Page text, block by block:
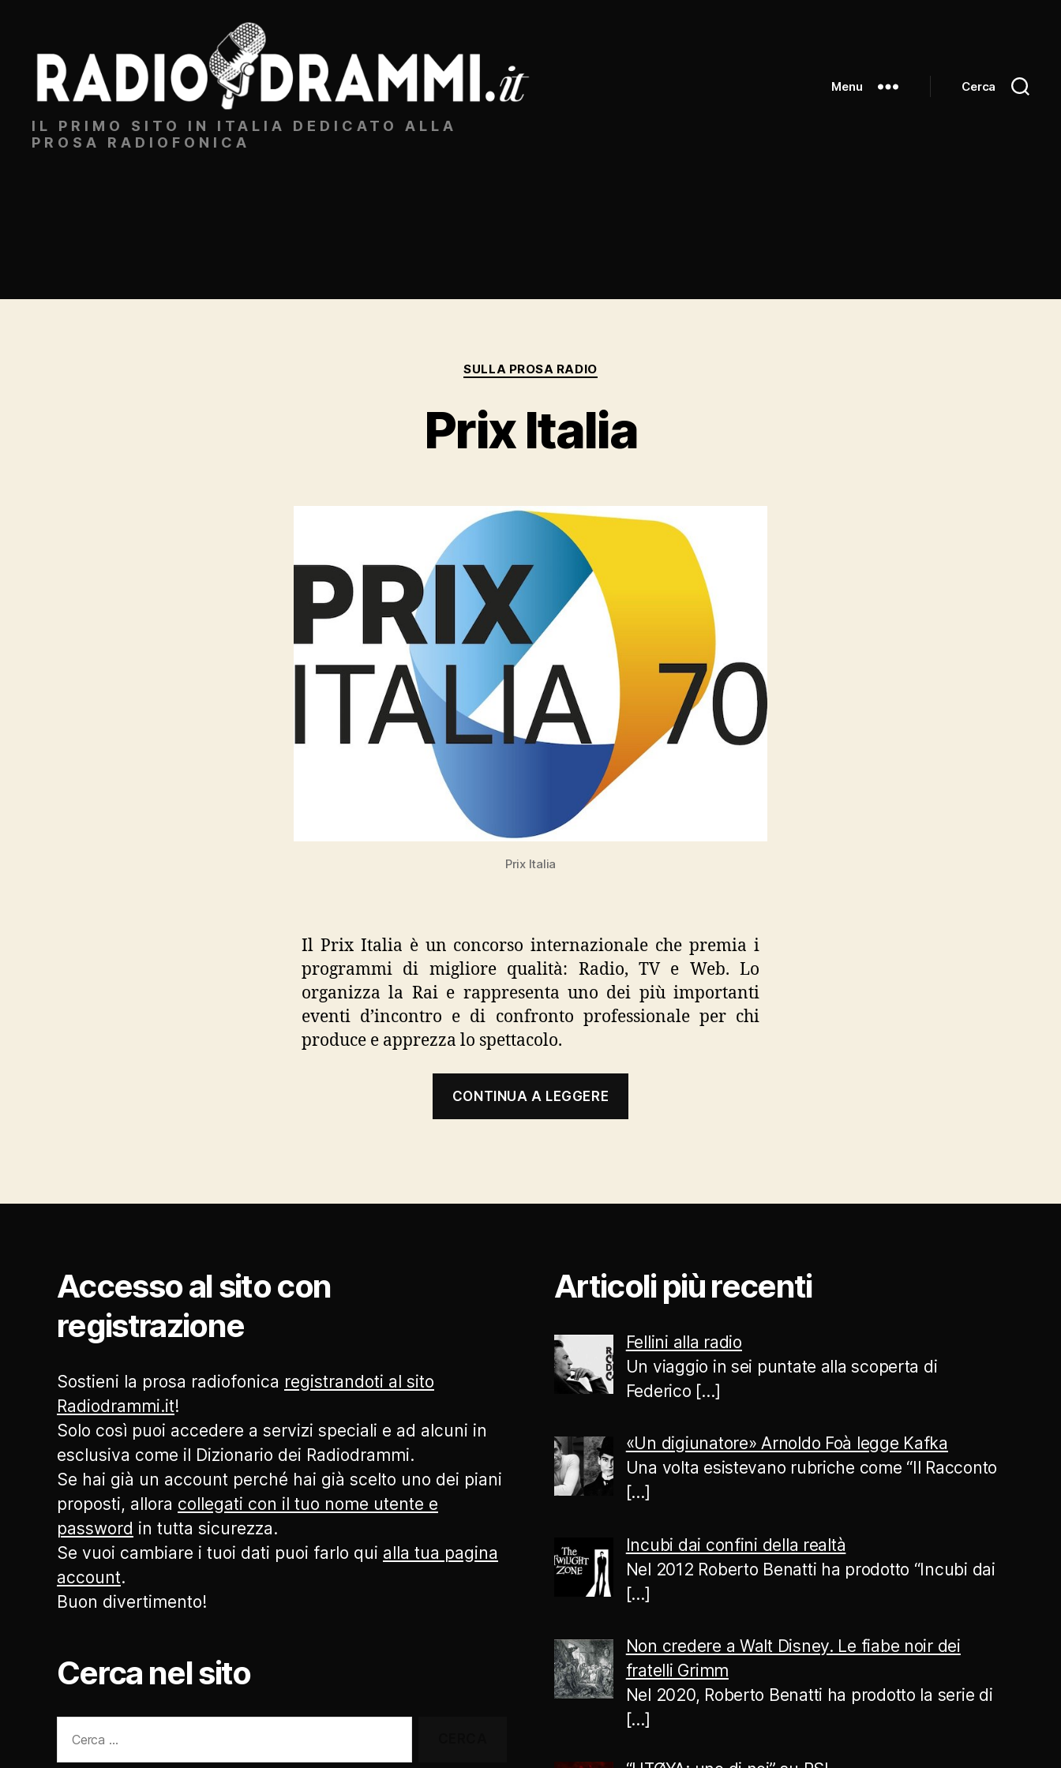
Radiodrammi.it
IL PRIMO SITO IN ITALIA DEDICATO ALLA
PROSA RADIOFONICA
Menu Cerca
Categorie
SULLA PROSA RADIO
Prix Italia
Prix Italia
Il Prix Italia è un concorso internazionale che premia i
programmi di migliore qualità: Radio, TV e Web. Lo
organizza la Rai e rappresenta uno dei più importanti
eventi d’incontro e di confronto professionale per chi
produce e apprezza lo spettacolo.
CONTINUA A LEGGERE
Accesso al sito con
registrazione
Sostieni la prosa radiofonica registrandoti al sito
Radiodrammi.it!
Solo così puoi accedere a servizi speciali e ad alcuni in
esclusiva come il Dizionario dei Radiodrammi.
Se hai già un account perché hai già scelto uno dei piani
proposti, allora collegati con il tuo nome utente e
password in tutta sicurezza.
Se vuoi cambiare i tuoi dati puoi farlo qui alla tua pagina
account.
Buon divertimento!
Cerca nel sito
Articoli più recenti
Fellini alla radio
Un viaggio in sei puntate alla scoperta di
Federico […]
«Un digiunatore» Arnoldo Foà legge Kafka
Una volta esistevano rubriche come “Il Racconto
[…]
Incubi dai confini della realtà
Nel 2012 Roberto Benatti ha prodotto “Incubi dai
[…]
Non credere a Walt Disney. Le fiabe noir dei
fratelli Grimm
Nel 2020, Roberto Benatti ha prodotto la serie di
[…]